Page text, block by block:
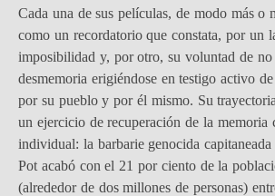
Cada una de sus películas, de modo más o
como un recordatorio que constata, por un
imposibilidad y, por otro, su voluntad de no
desmemoria erigiéndose en testigo activo
por su pueblo y por él mismo. Su
un ejercicio de recuperación de la memoria
individual: la barbarie genocida
Pot acabó con el 21 por ciento de la
(alrededor de dos millones de personas)